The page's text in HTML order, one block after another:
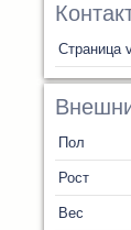
Страница
Пол
Рост
Вес